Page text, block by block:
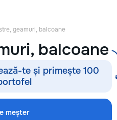
стекле для
оклейку
полировку стекла
улучшения
царапин на
выпрямление
покраски,
geamuri, balcoane
balcoane
te și primește 100
meșter